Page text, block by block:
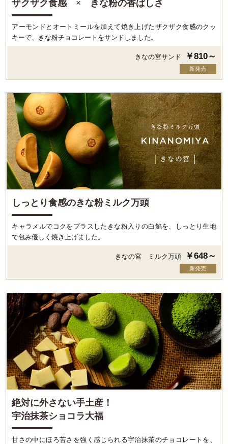
ザクザク食感 × きな粉の香ばしさ
アーモンドとオートミールを加えて焼き上げたザクザク食感のクッ
キーで、きな粉チョコレートをサンドしました。
きなの宮サンド ￥810～
新発売
しっとり食感のきな粉ミルク万頭
キャラメルでコクをプラスしたきな粉入りの白餡を、しっとり生地
で包み優しく焼き上げました。
きなの宮 ミルク万頭 ￥648～
新発売
絶対に外さない手土産！
宇治抹茶ショコラ大福
甘さの中にほろ苦さを強く感じられる宇治抹茶のチョコレートを、